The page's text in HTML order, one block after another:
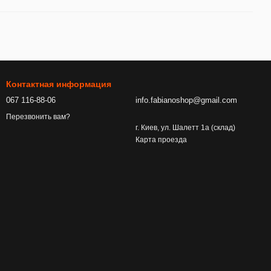
Контактная информация
067 116-88-06
Перезвонить вам?
info.fabianoshop@gmail.com
г. Киев, ул. Шалетт 1а (склад)
Карта проезда